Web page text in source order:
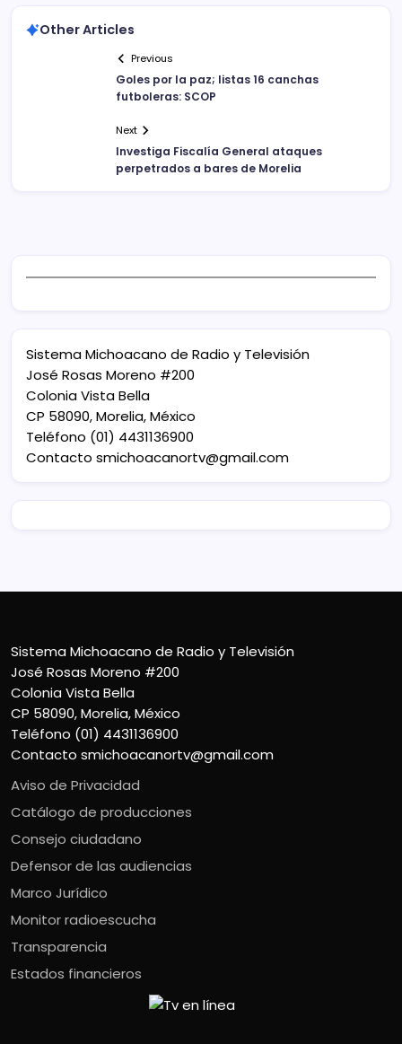
Other Articles
Previous
Goles por la paz; listas 16 canchas
futboleras: SCOP
Next
Investiga Fiscalía General ataques
perpetrados a bares de Morelia
Sistema Michoacano de Radio y Televisión
José Rosas Moreno #200
Colonia Vista Bella
CP 58090, Morelia, México
Teléfono (01) 4431136900
Contacto smichoacanortv@gmail.com
Sistema Michoacano de Radio y Televisión
José Rosas Moreno #200
Colonia Vista Bella
CP 58090, Morelia, México
Teléfono (01) 4431136900
Contacto smichoacanortv@gmail.com
Aviso de Privacidad
Catálogo de producciones
Consejo ciudadano
Defensor de las audiencias
Marco Jurídico
Monitor radioescucha
Transparencia
Estados financieros